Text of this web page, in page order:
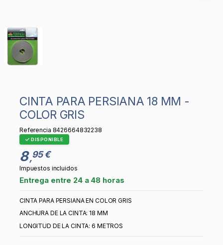
CINTA PARA PERSIANA 18 MM -
COLOR GRIS
Referencia 8426664832238
DISPONIBLE
8,95 €
Impuestos incluidos
Entrega entre 24 a 48 horas
CINTA PARA PERSIANA EN COLOR GRIS
ANCHURA DE LA CINTA: 18 MM
LONGITUD DE LA CINTA: 6 METROS